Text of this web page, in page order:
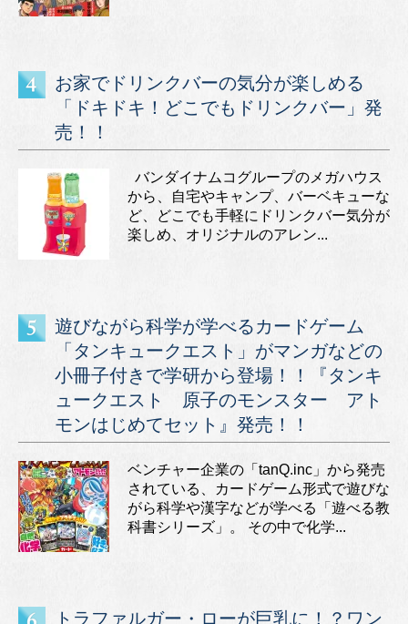
お家でドリンクバーの気分が楽しめる
「ドキドキ！どこでもドリンクバー」発
売！！
バンダイナムコグループのメガハウス
から、自宅やキャンプ、バーベキューな
ど、どこでも手軽にドリンクバー気分が
楽しめ、オリジナルのアレン...
遊びながら科学が学べるカードゲーム
「タンキュークエスト」がマンガなどの
小冊子付きで学研から登場！！『タンキ
ュークエスト 原子のモンスター アト
モンはじめてセット』発売！！
ベンチャー企業の「tanQ.inc」から発売
されている、カードゲーム形式で遊びな
がら科学や漢字などが学べる「遊べる教
科書シリーズ」。 その中で化学...
トラファルガー・ローが巨乳に！？ワン